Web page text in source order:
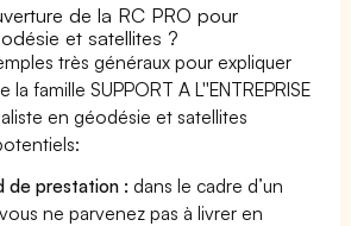
de la RC PRO pour
et satellites ?
très généraux pour expliquer
la famille SUPPORT A L''ENTREPRISE
en géodésie et satellites
de prestation : dans le cadre d’un
ne parvenez pas à livrer en